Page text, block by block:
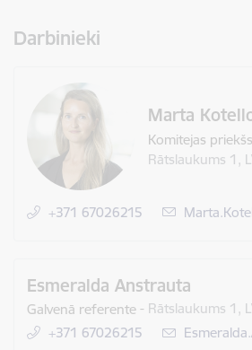
Darbinieki
Marta
Komitejas
Rātslaukums 1,
+371 67026215 E-pasts:
Esmeralda Anstrauta
Galvenā referente - Rātslaukums 1,
+371 67026215
E-pasts: